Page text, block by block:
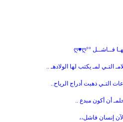
التـي لمـ يكتب لها الولادهـ ..
التـي ذهبت أدراج الرياح..
أن أكون مبدع ..
إنسان فاشل،،